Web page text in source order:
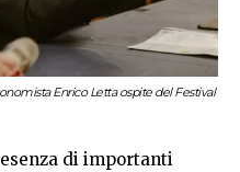
Enrico Letta ospite del Festival
di importanti